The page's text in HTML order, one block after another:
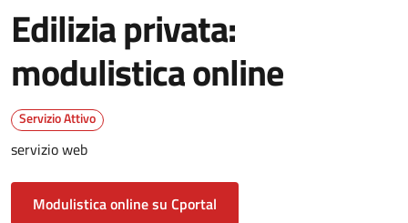
Edilizia privata:
modulistica online
Servizio Attivo
servizio web
Modulistica online su Cportal